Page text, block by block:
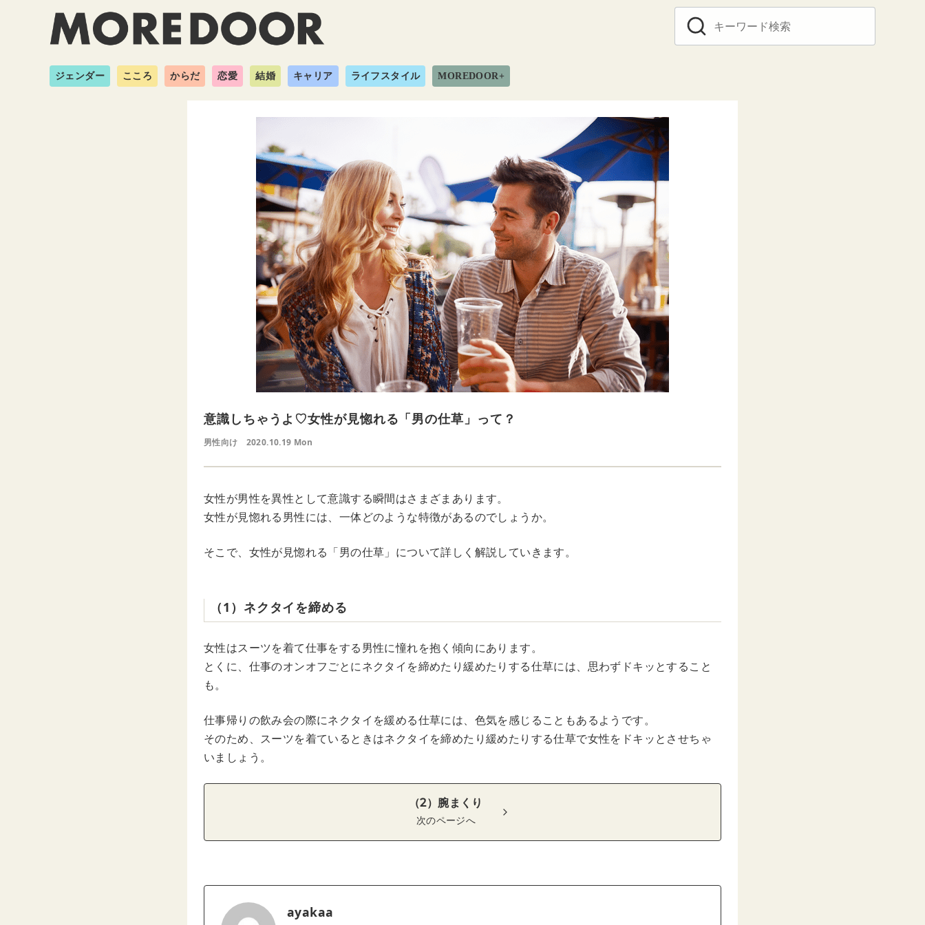
ジェンダー こころ からだ 恋愛 結婚 キャリア ライフスタイル MOREDOOR+
意識しちゃうよ♡女性が見惚れる「男の仕草」って？
男性向け 2020.10.19 Mon
女性が男性を異性として意識する瞬間はさまざまあります。
女性が見惚れる男性には、一体どのような特徴があるのでしょうか。
そこで、女性が見惚れる「男の仕草」について詳しく解説していきます。
（1）ネクタイを締める
女性はスーツを着て仕事をする男性に憧れを抱く傾向にあります。
とくに、仕事のオンオフごとにネクタイを締めたり緩めたりする仕草には、思わずドキッとすること
も。
仕事帰りの飲み会の際にネクタイを緩める仕草には、色気を感じることもあるようです。
そのため、スーツを着ているときはネクタイを締めたり緩めたりする仕草で女性をドキッとさせちゃ
いましょう。
（2）腕まくり
次のページへ
ayakaa